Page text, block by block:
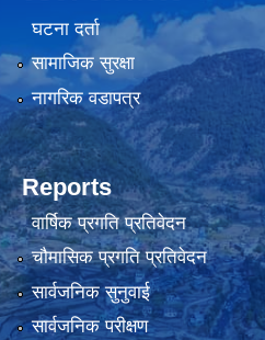
घटना दर्ता
सामाजिक सुरक्षा
नागरिक वडापत्र
Reports
वार्षिक प्रगति प्रतिवेदन
चौमासिक प्रगति प्रतिवेदन
सार्वजनिक सुनुवाई
सार्वजनिक परीक्षण